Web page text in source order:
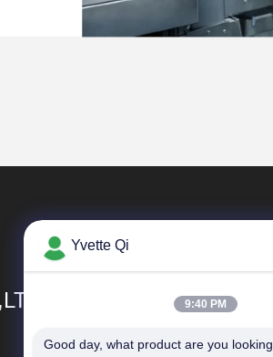
Tautan Langsung
Yvette Qi
9:40 PM
Good day, what product are you looking